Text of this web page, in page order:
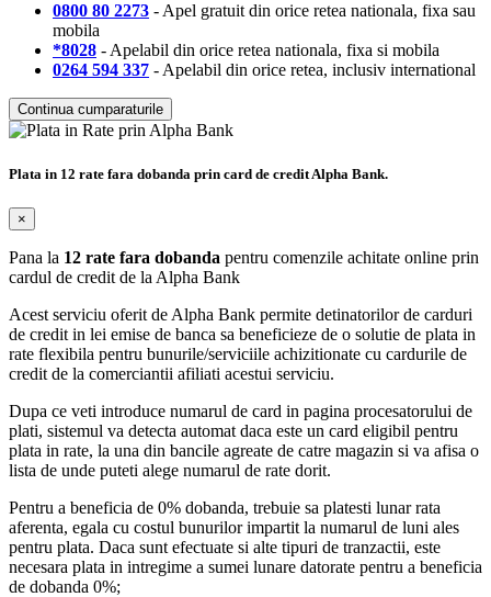
0800 80 2273 - Apel gratuit din orice retea nationala, fixa sau
mobila
*8028 - Apelabil din orice retea nationala, fixa si mobila
0264 594 337 - Apelabil din orice retea, inclusiv international
Continua cumparaturile
Plata in 12 rate fara dobanda prin card de credit Alpha Bank.
×
Pana la 12 rate fara dobanda pentru comenzile achitate online prin
cardul de credit de la Alpha Bank
Acest serviciu oferit de Alpha Bank permite detinatorilor de carduri
de credit in lei emise de banca sa beneficieze de o solutie de plata in
rate flexibila pentru bunurile/serviciile achizitionate cu cardurile de
credit de la comerciantii afiliati acestui serviciu.
Dupa ce veti introduce numarul de card in pagina procesatorului de
plati, sistemul va detecta automat daca este un card eligibil pentru
plata in rate, la una din bancile agreate de catre magazin si va afisa o
lista de unde puteti alege numarul de rate dorit.
Pentru a beneficia de 0% dobanda, trebuie sa platesti lunar rata
aferenta, egala cu costul bunurilor impartit la numarul de luni ales
pentru plata. Daca sunt efectuate si alte tipuri de tranzactii, este
necesara plata in intregime a sumei lunare datorate pentru a beneficia
de dobanda 0%;